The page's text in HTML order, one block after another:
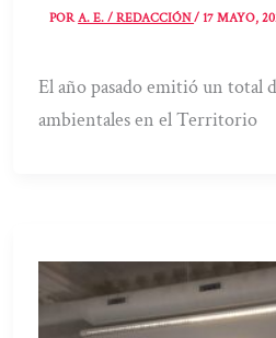
PORA. E. / REDACCIÓN/17 MAYO,
El año pasado emitió un total
ambientales en el Territorio